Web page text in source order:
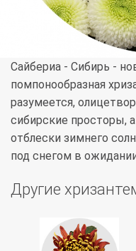
Сайбериа - Сибирь -
помпонообразная
разумеется,
сибирские просторы,
отблески зимнего
под снегом в
Другие